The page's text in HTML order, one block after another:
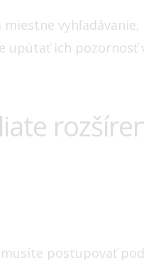
upútať ich pozornosť
postupovať